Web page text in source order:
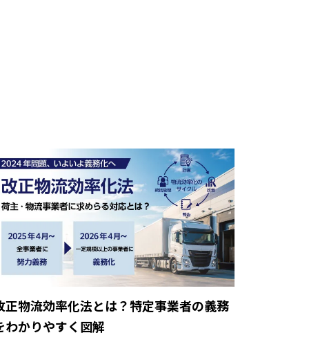
正物流効率化法とは？特定事業者の義務
わかりやすく図解